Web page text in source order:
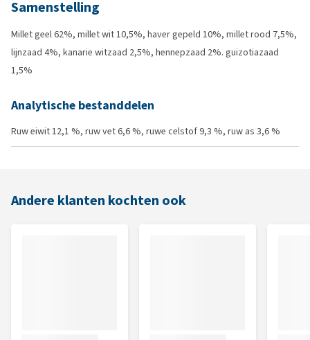
Samenstelling
Millet geel 62%, millet wit 10,5%, haver gepeld 10%, millet rood 7,5%,
lijnzaad 4%, kanarie witzaad 2,5%, hennepzaad 2%. guizotiazaad
1,5%
Analytische bestanddelen
Ruw eiwit 12,1 %, ruw vet 6,6 %, ruwe celstof 9,3 %, ruw as 3,6 %
Andere klanten kochten ook